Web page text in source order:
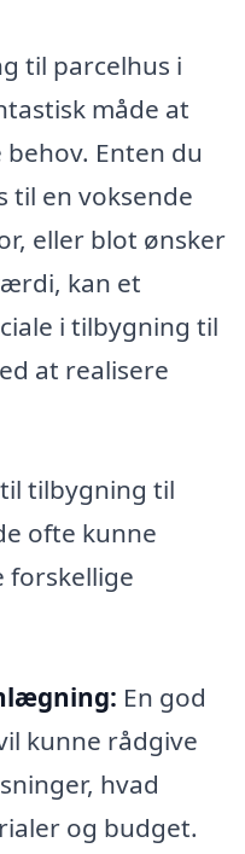
til parcelhus i
måde at
Enten du
til en voksende
eller blot ønsker
kan et
i tilbygning til
at realisere
tilbygning til
ofte kunne
forskellige
En god
kunne rådgive
hvad
og budget.